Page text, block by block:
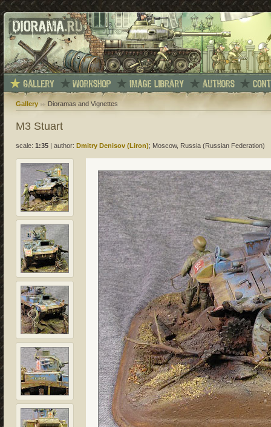
Gallery Dioramas and Vignettes
M3 Stuart
scale: 1:35 author: Dmitry Denisov (Liron); Moscow, Russia (Russian Federation)